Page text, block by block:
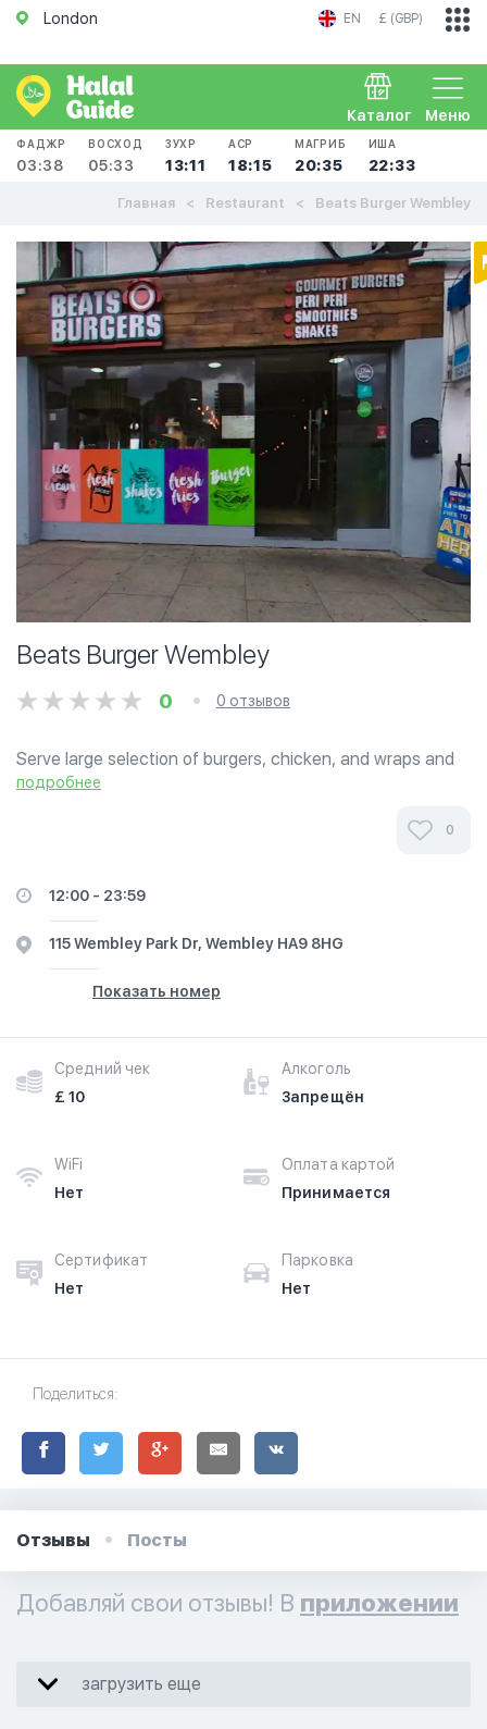
London EN £ (GBP)
Меню
Каталог
ФАДЖР
03:38
ВОСХОД
05:33
ЗУХР
13:11
АСР
18:15
МАГРИБ
20:35
ИША
22:33
Главная Restaurant Beats Burger Wembley
Beats Burger Wembley
0 0 отзывов
Serve large selection of burgers, chicken, and wraps and
everything is delicious
подробнее
0
12:00 - 23:59
115 Wembley Park Dr, Wembley HA9 8HG
Показать номер
Средний чек
£ 10
Алкоголь
Запрещён
WiFi
Нет
Оплата картой
Принимается
Сертификат
Нет
Парковка
Нет
Поделиться:
Отзывы Посты
Добавляй свои отзывы! В приложении
загрузить еще